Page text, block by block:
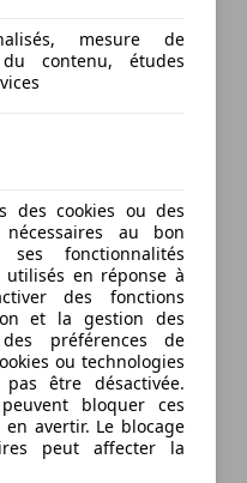
mesure de
contenu, études
des cookies ou des
au bon
fonctionnalités
en réponse à
des fonctions
et la gestion des
préférences de
ou technologies
être désactivée.
bloquer ces
avertir. Le blocage
peut affecter la